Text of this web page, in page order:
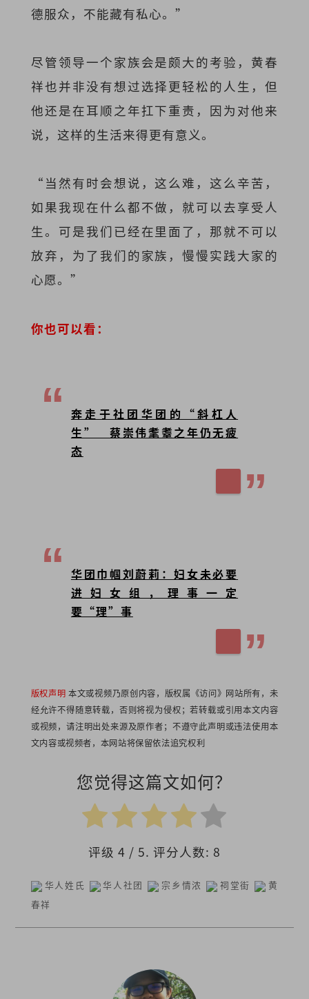
德服众，不能藏有私心。”
尽管领导一个家族会是颇大的考验，黄春
祥也并非没有想过选择更轻松的人生，但
他还是在耳顺之年扛下重责，因为对他来
说，这样的生活来得更有意义。
“当然有时会想说，这么难，这么辛苦，
如果我现在什么都不做，就可以去享受人
生。可是我们已经在里面了，那就不可以
放弃，为了我们的家族，慢慢实践大家的
心愿。”
你也可以看：
奔走于社团华团的“斜杠人
生” 蔡崇伟耄耋之年仍无疲
态
华团巾帼刘蔚莉：妇女未必要
进妇女组，理事一定
要“理”事
版权声明 本文或视频乃原创内容，版权属《访问》网站所有，未
经允许不得随意转载，否则将视为侵权；若转载或引用本文内容
或视频，请注明出处来源及原作者；不遵守此声明或违法使用本
文内容或视频者，本网站将保留依法追究权利
您觉得这篇文如何？
评级 4 / 5. 评分人数: 8
华人姓氏 华人社团 宗乡情浓 祠堂街
黄
春祥